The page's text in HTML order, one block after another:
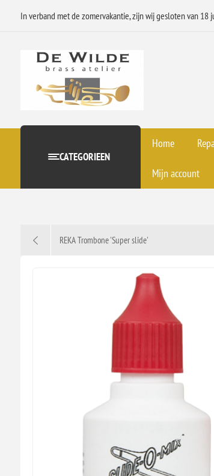
In verband met de zomervakantie, zijn wij gesloten van 18
CATEGORIEEN
Home
Mijn account
REKA Trombone 'Super slide'